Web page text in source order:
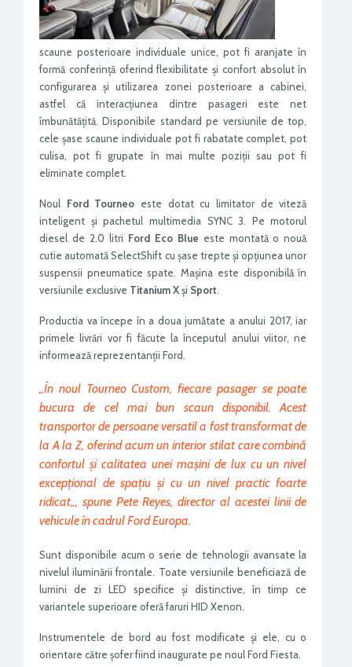
scaune posterioare individuale unice, pot fi aranjate în
formă conferință oferind flexibilitate și confort absolut în
configurarea și utilizarea zonei posterioare a cabinei,
astfel că interacțiunea dintre pasageri este net
îmbunătățită. Disponibile standard pe versiunile de top,
cele șase scaune individuale pot fi rabatate complet, pot
culisa, pot fi grupate în mai multe poziții sau pot fi
eliminate complet.
Noul Ford Tourneo este dotat cu limitator de viteză
inteligent și pachetul multimedia SYNC 3. Pe motorul
diesel de 2.0 litri Ford Eco Blue este montată o nouă
cutie automată SelectShift cu șase trepte și opțiunea unor
suspensii pneumatice spate. Mașina este disponibilă în
versiunile exclusive Titanium Xși Sport
Productia va începe în a doua jumătate a anului 2017, iar
primele livrări vor fi făcute la începutul anului viitor, ne
informează reprezentanții Ford.
„În noul Tourneo Custom, fiecare pasager se poate
bucura de cel mai bun scaun disponibil. Acest
transportor de persoane versatil a fost transformat de
la A la Z, oferind acum un interior stilat care combină
confortul și calitatea unei mașini de lux cu un nivel
excepțional de spațiu și cu un nivel practic foarte
ridicat„, spune Pete Reyes, director al acestei linii de
vehicule în cadrul Ford Europa.
Sunt disponibile acum o serie de tehnologii avansate la
nivelul iluminării frontale. Toate versiunile beneficiază de
lumini de zi LED specifice și distinctive, în timp ce
variantele superioare oferă faruri HID Xenon.
Instrumentele de bord au fost modificate și ele, cu o
orientare către șofer fiind inaugurate pe noul Ford Fiesta.